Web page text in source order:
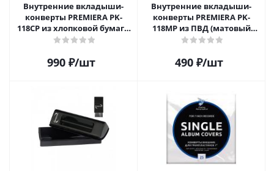
Внутренние вкладыши-
конверты PREMIERA PK-
118CP из хлопковой бумаги
для 12" виниловых
990 ₽/шт
Внутренние вкладыши-
конверты PREMIERA PK-
118MP из ПВД (матовый
пластик) для 12" виниловых
490 ₽/шт